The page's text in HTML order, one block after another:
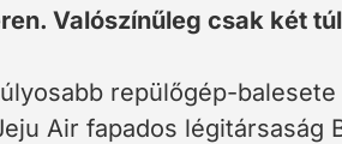
Valószínűleg csak két
repülőgép-
Air fapados légitársaság